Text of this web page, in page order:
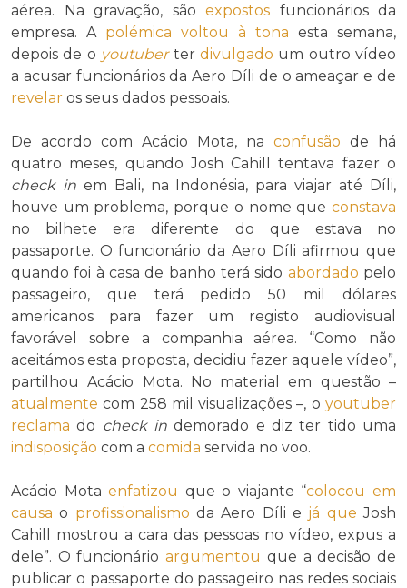
aérea. Na gravação, são expostos funcionários da
empresa. A polémica voltou à tona esta semana,
depois de o youtuberter divulgado um outro vídeo
a acusar funcionários da Aero Díli de o ameaçar e de
revelar os seus dados pessoais.
De acordo com Acácio Mota, na confusão de há
quatro meses, quando Josh Cahill tentava fazer o
check inem Bali, na Indonésia, para viajar até Díli,
houve um problema, porque o nome que constava
no bilhete era diferente do que estava no
passaporte. O funcionário da Aero Díli afirmou que
quando foi à casa de banho terá sido abordado pelo
passageiro, que terá pedido 50 mil dólares
americanos para fazer um registo audiovisual
favorável sobre a companhia aérea. “Como não
aceitámos esta proposta, decidiu fazer aquele vídeo”,
partilhou Acácio Mota. No material em questão –
atualmente com 258 mil visualizações –, o youtuber
reclama do check in demorado e diz ter tido uma
indisposição com a comida servida no voo.
Acácio Motaenfatizou que o viajante “colocou em
causa o profissionalismo da Aero Díli e já que Josh
Cahill mostrou a cara das pessoas no vídeo, expus a
dele”. O funcionárioargumentou que a decisão de
publicar o passaporte do passageiro nas redes sociais